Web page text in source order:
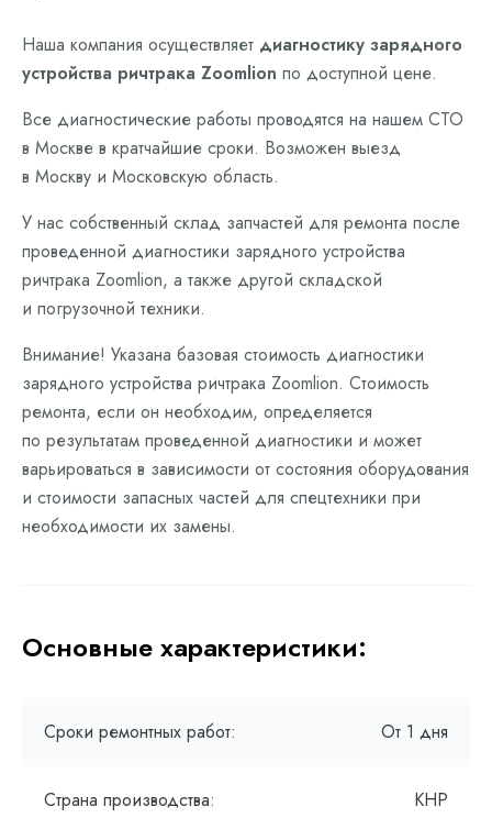
Наша компания осуществляет диагностику зарядного
устройства ричтрака Zoomlion по доступной цене.
Все диагностические работы проводятся на нашем СТО
в Москве в кратчайшие сроки. Возможен выезд
в Москву и Московскую область.
У нас собственный склад запчастей для ремонта после
проведенной диагностики зарядного устройства
ричтрака Zoomlion, а также другой складской
и погрузочной техники.
Внимание! Указана базовая стоимость диагностики
зарядного устройства ричтрака Zoomlion. Стоимость
ремонта, если он необходим, определяется
по результатам проведенной диагностики и может
варьироваться в зависимости от состояния оборудования
и стоимости запасных частей для спецтехники при
необходимости их замены.
Основные характеристики:
Сроки ремонтных работ: От 1 дня
Страна производства: КНР